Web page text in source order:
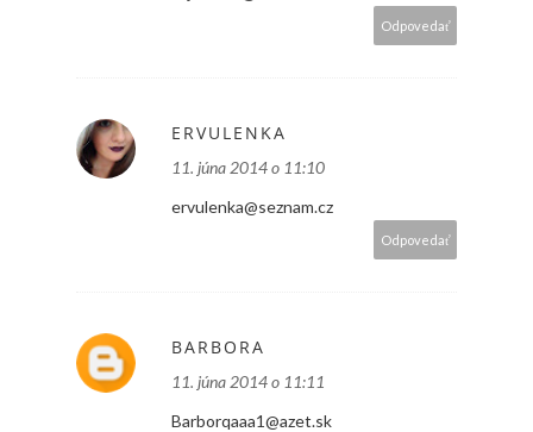
Odpovedať
ERVULENKA
11. júna 2014 o 11:10
ervulenka@seznam.cz
Odpovedať
BARBORA
11. júna 2014 o 11:11
Barborqaaa1@azet.sk